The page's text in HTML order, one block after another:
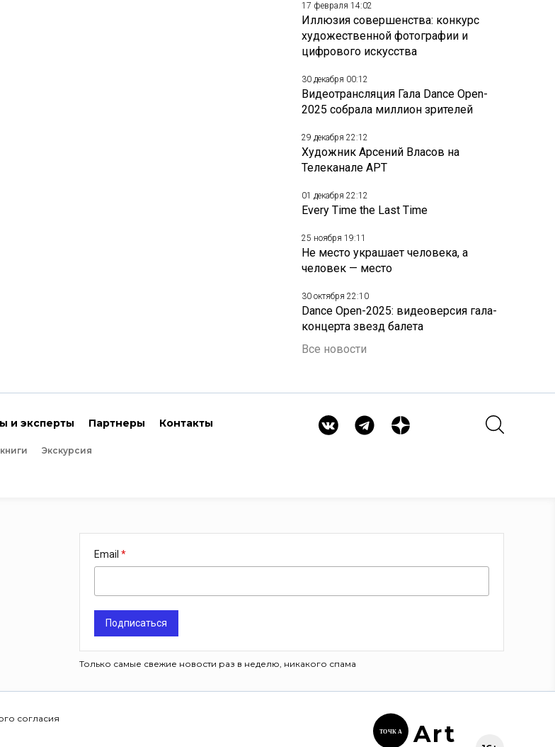
17 февраля 14:02
Иллюзия совершенства: конкурс
художественной фотографии и
цифрового искусства
30 декабря 00:12
Видеотрансляция Гала Dance Open-
2025 собрала миллион зрителей
29 декабря 22:12
Художник Арсений Власов на
Телеканале АРТ
01 декабря 22:12
Every Time the Last Time
25 ноября 19:11
Не место украшает человека, а
человек — место
30 октября 22:10
Dance Open-2025: видеоверсия гала-
концерта звезд балета
Все новости
и эксперты Партнеры Контакты
Экскурсия
Email
Подписаться
Только самые свежие новости раз в неделю, никакого спама
согласия
ТОЧК А Art